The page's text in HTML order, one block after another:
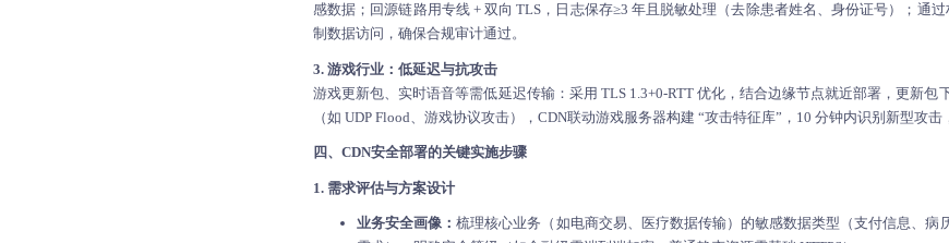
感数据；回源链路用专线 + 双向 TLS，日志保存≥3 年且脱敏处理（去除患者姓名、身份证号）；通
制数据访问，确保合规审计通过。
3. 游戏行业：低延迟与抗攻击
游戏更新包、实时语音等需低延迟传输：采用 TLS 1.3+0-RTT 优化，结合边缘节点就近部署，更新包
（如 UDP Flood、游戏协议攻击），CDN联动游戏服务器构建 “攻击特征库”，10 分钟内识别新型攻击
四、CDN安全部署的关键实施步骤
1. 需求评估与方案设计
业务安全画像：梳理核心业务（如电商交易、医疗数据传输）的敏感数据类型（支付信息、病